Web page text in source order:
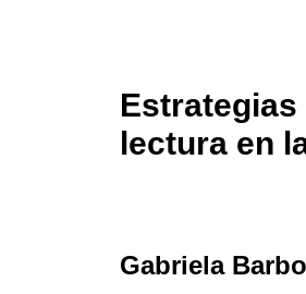
lectura en
Gabriela